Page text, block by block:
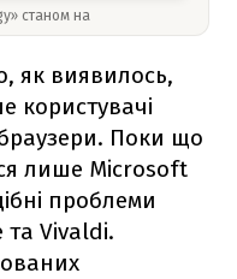
станом на
як виявилось,
користувачі
Поки що
лише Microsoft
проблеми
та Vivaldi.